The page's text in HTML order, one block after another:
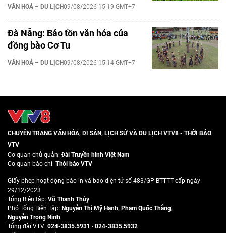
VĂN HOÁ – DU LỊCH09/08/2026 15:19 GMT+7
Đà Nẵng: Bảo tồn văn hóa của
đồng bào Cơ Tu
VĂN HOÁ – DU LỊCH09/08/2026 15:14 GMT+7
CHUYÊN TRANG VĂN HÓA, DI SẢN, LỊCH SỬ VÀ DU LỊCH VTV8 - THỜI BÁO
VTV
Cơ quan chủ quản:Đài Truyền hình Việt Nam
Cơ quan báo chí: Thời báo VTV
Giấy phép hoạt động báo in và báo điện tử số 483/GP-BTTTT cấp ngày
29/12/2023
Tổng Biên tập: Vũ Thanh Thủy
Phó Tổng Biên Tập: Nguyễn Thị Mỹ Hạnh, Phạm Quốc Thắng,
Nguyễn Trọng Ninh
Tổng đài VTV: 024-3835.5931 - 024-3835.5932